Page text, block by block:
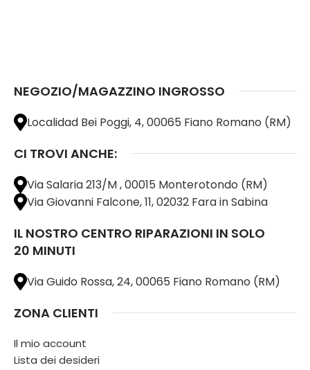
NEGOZIO/MAGAZZINO INGROSSO
Localidad Bei Poggi, 4, 00065 Fiano Romano (RM)
CI TROVI ANCHE:
Via Salaria 213/M , 00015 Monterotondo (RM)
Via Giovanni Falcone, 11, 02032 Fara in Sabina
IL NOSTRO CENTRO RIPARAZIONI IN SOLO
20 MINUTI
Via Guido Rossa, 24, 00065 Fiano Romano (RM)
ZONA CLIENTI
Il mio account
Lista dei desideri